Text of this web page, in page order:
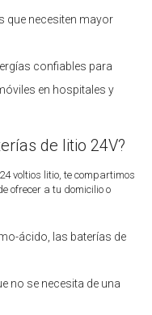
que necesiten mayor
confiables para
en hospitales y
de litio 24V?
voltios litio, te compartimos
ofrecer a tu domicilio o
ácido, las baterías de
no se necesita de una